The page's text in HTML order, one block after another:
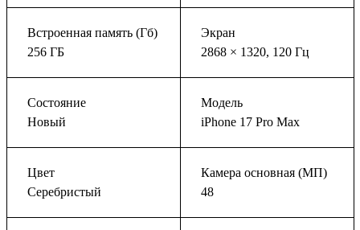
Встроенная память (Гб)
256 ГБ
Экран
2868 × 1320, 120 Гц
Состояние
Новый
Модель
iPhone 17 Pro Max
Цвет
Серебристый
Камера основная (МП)
48